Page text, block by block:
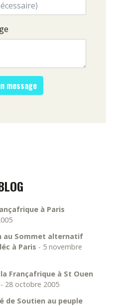
à Paris
au Sommet alternatif
à Paris - 5 novembre
Françafrique à St Ouen
- 28 octobre 2005
de Soutien au peuple